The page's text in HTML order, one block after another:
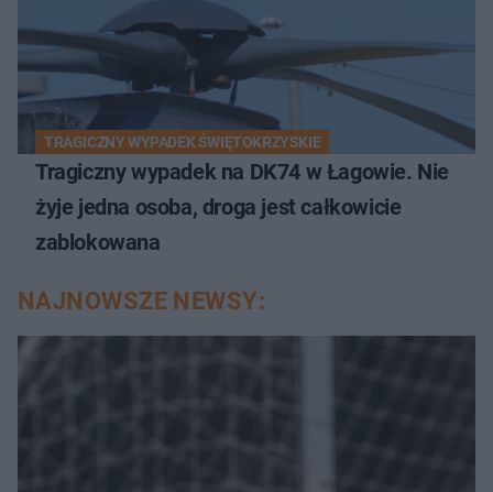
TRAGICZNY WYPADEK ŚWIĘTOKRZYSKIE
Tragiczny wypadek na DK74 w Łagowie. Nie
żyje jedna osoba, droga jest całkowicie
zablokowana
NAJNOWSZE NEWSY: